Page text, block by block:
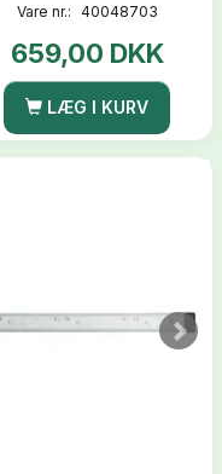
Vare nr.: 40048703
659,00 DKK
LÆG I KURV